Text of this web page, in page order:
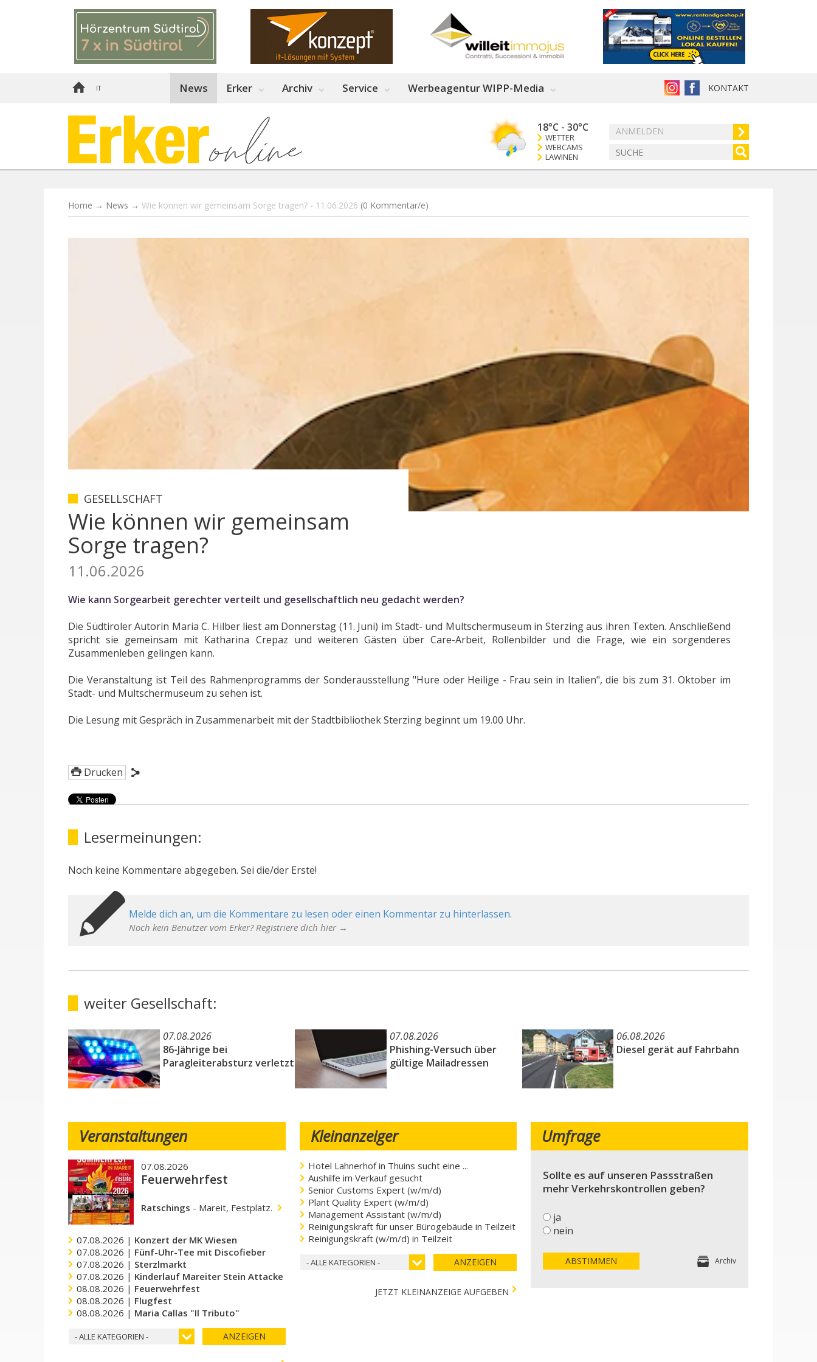
IT KONTAKT
News Erker Archiv Service Werbeagentur WIPP-Media
ANMELDEN
18°C - 30°C
WETTER
WEBCAMS
LAWINEN
Home → News → Wie können wir gemeinsam Sorge tragen? - 11.06.2026 (0 Kommentar/e)
GESELLSCHAFT
Wie können wir gemeinsam
Sorge tragen?
11.06.2026
Wie kann Sorgearbeit gerechter verteilt und gesellschaftlich neu gedacht werden?
Die Südtiroler Autorin Maria C. Hilber liest am Donnerstag (11. Juni) im Stadt- und Multschermuseum in Sterzing aus ihren Texten. Anschließend
spricht sie gemeinsam mit Katharina Crepaz und weiteren Gästen über Care-Arbeit, Rollenbilder und die Frage, wie ein sorgenderes
Zusammenleben gelingen kann.
Die Veranstaltung ist Teil des Rahmenprogramms der Sonderausstellung "Hure oder Heilige - Frau sein in Italien", die bis zum 31. Oktober im
Stadt- und Multschermuseum zu sehen ist.
Die Lesung mit Gespräch in Zusammenarbeit mit der Stadtbibliothek Sterzing beginnt um 19.00 Uhr.
Drucken
Lesermeinungen:
Noch keine Kommentare abgegeben. Sei die/der Erste!
Melde dich an, um die Kommentare zu lesen oder einen Kommentar zu hinterlassen.
Noch kein Benutzer vom Erker? Registriere dich hier →
weiter Gesellschaft:
07.08.2026
86-Jährige bei
Paragleiterabsturz verletzt
07.08.2026
Phishing-Versuch über
gültige Mailadressen
06.08.2026
Diesel gerät auf Fahrbahn
Veranstaltungen
07.08.2026
Feuerwehrfest
Ratschings - Mareit, Festplatz.
07.08.2026 | Konzert der MK Wiesen
07.08.2026 | Fünf-Uhr-Tee mit Discofieber
07.08.2026 | Sterzlmarkt
07.08.2026 | Kinderlauf Mareiter Stein Attacke
08.08.2026 | Feuerwehrfest
08.08.2026 | Flugfest
08.08.2026 | Maria Callas "Il Tributo"
- ALLE KATEGORIEN - ANZEIGEN
Kleinanzeiger
Hotel Lahnerhof in Thuins sucht eine ...
Aushilfe im Verkauf gesucht
Senior Customs Expert (w/m/d)
Plant Quality Expert (w/m/d)
Management Assistant (w/m/d)
Reinigungskraft für unser Bürogebäude in Teilzeit
Reinigungskraft (w/m/d) in Teilzeit
- ALLE KATEGORIEN - ANZEIGEN
JETZT KLEINANZEIGE AUFGEBEN
Umfrage
Sollte es auf unseren Passstraßen
mehr Verkehrskontrollen geben?
ja
nein
ABSTIMMEN Archiv